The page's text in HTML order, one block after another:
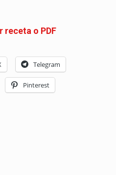
receta o PDF
Telegram
Pinterest